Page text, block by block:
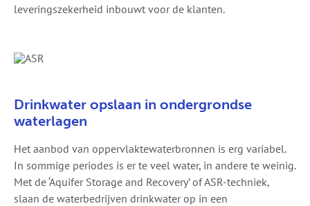
leveringszekerheid inbouwt voor de klanten.
Drinkwater opslaan in ondergrondse
waterlagen
Het aanbod van oppervlaktewaterbronnen is erg variabel.
In sommige periodes is er te veel water, in andere te weinig.
Met de ‘Aquifer Storage and Recovery’ of ASR-techniek,
slaan de waterbedrijven drinkwater op in een